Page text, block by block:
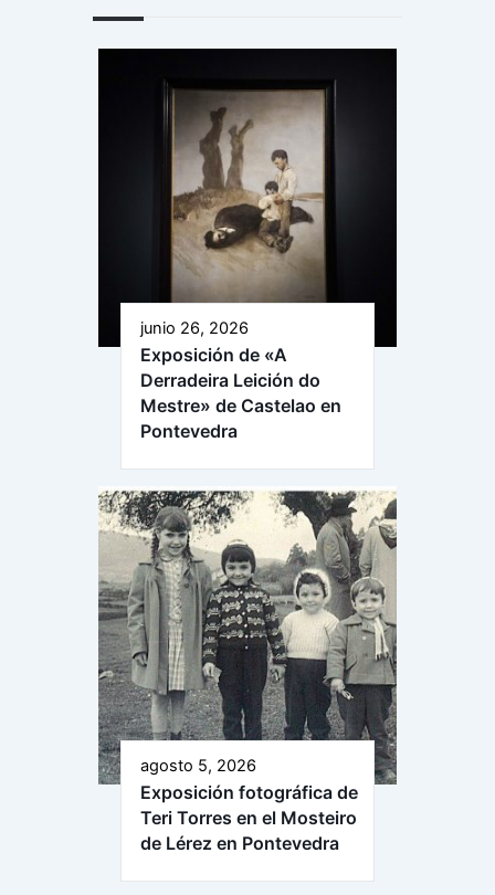
junio 26, 2026
Exposición de «A
Derradeira Leición do
Mestre» de Castelao en
Pontevedra
agosto 5, 2026
Exposición fotográfica de
Teri Torres en el Mosteiro
de Lérez en Pontevedra